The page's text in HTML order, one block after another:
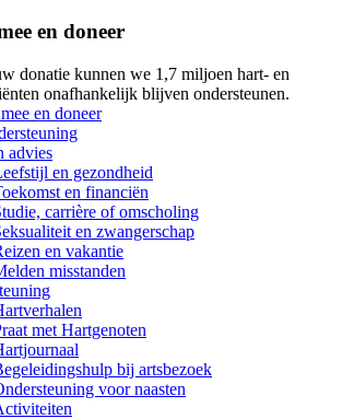
en doneer
donatie kunnen we 1,7 miljoen hart- en
onafhankelijk blijven ondersteunen.
en doneer
advies
en gezondheid
en financiën
carrière of omscholing
en zwangerschap
en vakantie
misstanden
met Hartgenoten
bij artsbezoek
voor naasten